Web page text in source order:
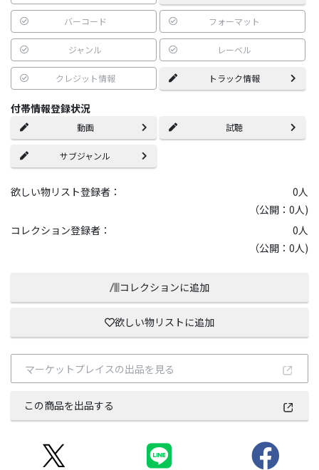
バーコード フォーマット
ジャンル レーベル
クレジット情報 トラック情報
付帯情報登録状況
動画 試聴
サブジャンル
欲しい物リスト登録者： 0人
（公開：0人)
コレクション登録者：
0人
（公開：0人)
コレクションに追加
欲しい物リストに追加
マーケットプレイスの出品を見る
この商品を出品する